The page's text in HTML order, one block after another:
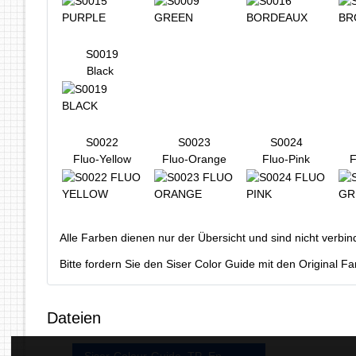
S0019
Black
S0022
Fluo-Yellow
S0023
Fluo-Orange
S0024
Fluo-Pink
Alle Farben dienen nur der Übersicht und sind nicht
Bitte fordern Sie den Siser Color Guide mit den Original
Dateien